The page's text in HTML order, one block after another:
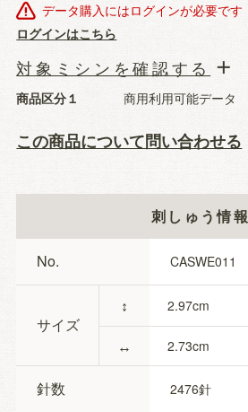
データ購入にはログインが必要です
ログインはこちら
商品区分１ 商用利用可能データ
この商品について問い合わせる
対象ミシンを確認する
刺しゅう情報
No. CASWE011
サイズ
↕
↔
2.97
2.73
針数 2476